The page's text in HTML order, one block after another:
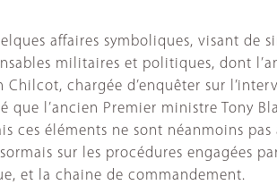
affaires symboliques, visant de
militaires et politiques, dont
chargée d’enquêter sur
que l’ancien Premier ministre Tony
ces éléments ne sont néanmoins pas
sur les procédures engagées
et la chaine de commandement.